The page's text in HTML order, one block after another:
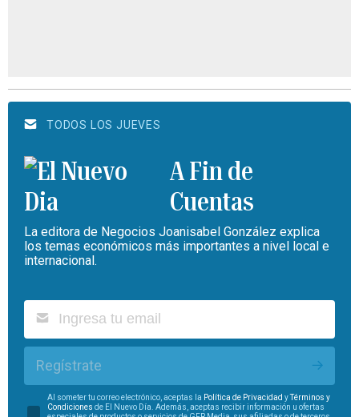
TODOS LOS JUEVES
A Fin de
Cuentas
La editora de Negocios Joanisabel González explica
los temas económicos más importantes a nivel local e
internacional.
Regístrate
Al someter tu correo electrónico, aceptas la Política de Privacidad yTérminos y
Condiciones de El Nuevo Día. Además, aceptas recibir información u ofertas